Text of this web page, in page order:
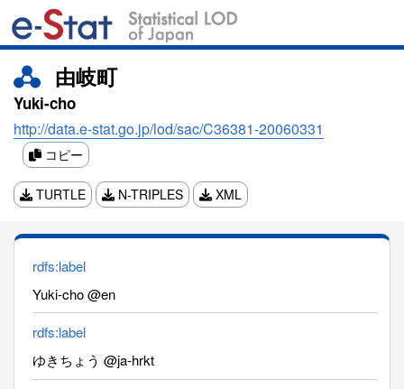
由岐町
Yuki-cho
http://data.e-stat.go.jp/lod/sac/C36381-20060331
コピー
TURTLE N-TRIPLES XML
rdfs:label
Yuki-cho @en
rdfs:label
ゆきちょう @ja-hrkt